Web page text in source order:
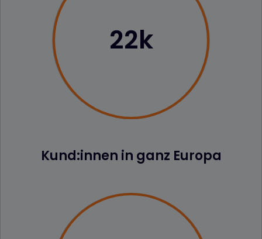
22k
Kund:innen in ganz Europa